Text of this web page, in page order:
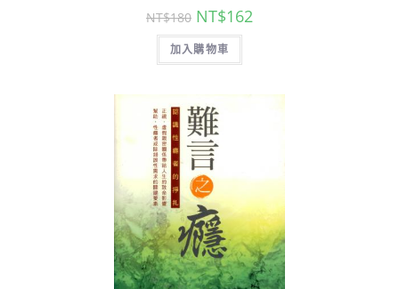
NT$180 NT$162
加入購物車